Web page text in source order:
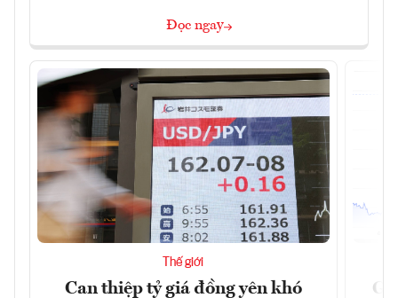
Đọc ngay
Thế giới
Can thiệp tỷ giá đồng yên khó